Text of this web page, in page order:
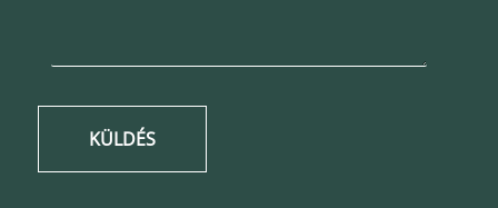
KÜLDÉS